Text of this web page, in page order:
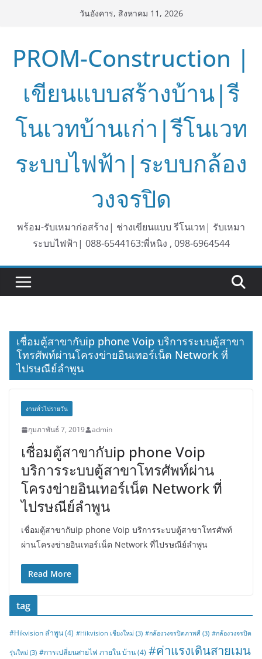
วันอังคาร, สิงหาคม 11, 2026
PROM-Construction |
เขียนแบบสร้างบ้าน|รี
โนเวทบ้านเก่า|รีโนเวท
ระบบไฟฟ้า|ระบบกล้อง
วงจรปิด
พร้อม-รับเหมาก่อสร้าง| ช่างเขียนแบบ รีโนเวท| รับเหมา
ระบบไฟฟ้า| 088-6544163:พี่หนิง , 098-6964544
เชื่อมตู้สาขากับip phone Voip บริการระบบตู้สาขา
โทรศัพท์ผ่านโครงข่ายอินเทอร์เน็ต Network ที่
ไปรษณีย์ลำพูน
งานทั่วไปรายวัน
กุมภาพันธ์ 7, 2019 admin
เชื่อมตู้สาขากับip phone Voip
บริการระบบตู้สาขาโทรศัพท์ผ่าน
โครงข่ายอินเทอร์เน็ต Network ที่
ไปรษณีย์ลำพูน
เชื่อมตู้สาขากับip phone Voip บริการระบบตู้สาขาโทรศัพท์
ผ่านโครงข่ายอินเทอร์เน็ต Network ที่ไปรษณีย์ลำพูน
Read More
tag
#Hikvision ลำพูน(4) #Hikvision เชียงใหม่ (3) #กล้องวงจรปิดภาพสี (3) #กล้องวงจรปิด
รุ่นใหม่ (3) #การเปลี่ยนสายไฟ ภายใน บ้าน(4) #ค่าแรงเดินสายเมน